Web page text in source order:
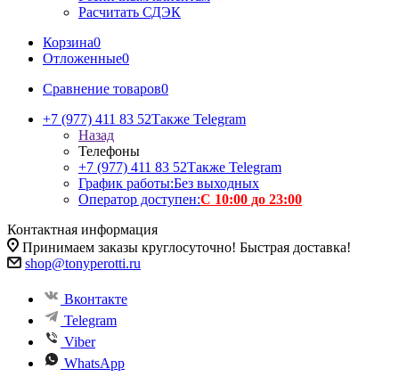
Расчитать СДЭК
Корзина0
Отложенные0
Сравнение товаров0
+7 (977) 411 83 52Также Telegram
Назад
Телефоны
+7 (977) 411 83 52Также Telegram
График работы:Без выходных
Оператор доступен:С 10:00 до 23:00
Контактная информация
Принимаем заказы круглосуточно! Быстрая доставка!
shop@tonyperotti.ru
Вконтакте
Telegram
Viber
WhatsApp